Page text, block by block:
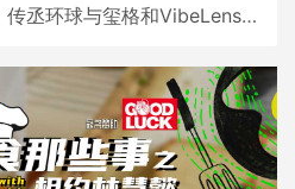
传丞环球与玺格和VibeLens共同推出全新耳机